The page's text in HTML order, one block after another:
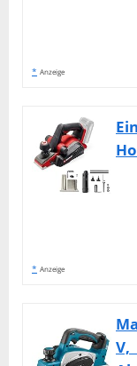
* Anzeige
* Anzeige